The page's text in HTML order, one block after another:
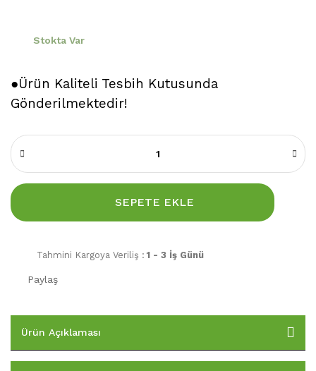
Stokta Var
●Ürün Kaliteli Tesbih Kutusunda
Gönderilmektedir!
SEPETE EKLE
Tahmini Kargoya Veriliş : 1 - 3 İş Günü
Paylaş
Ürün Açıklaması